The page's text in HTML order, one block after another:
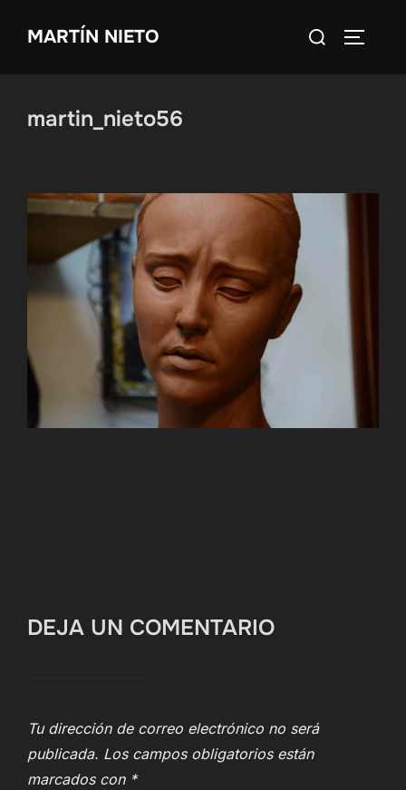
MARTÍN NIETO Buscar:
martin_nieto56
DEJA UN COMENTARIO
Tu dirección de correo electrónico no será
publicada. Los campos obligatorios están
marcados con *